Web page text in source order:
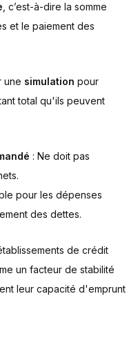
, c’est-à-dire la somme
et le paiement des
une simulation pour
total qu'ils peuvent
: Ne doit pas
pour les dépenses
des dettes.
de crédit
un facteur de stabilité
leur capacité d'emprunt